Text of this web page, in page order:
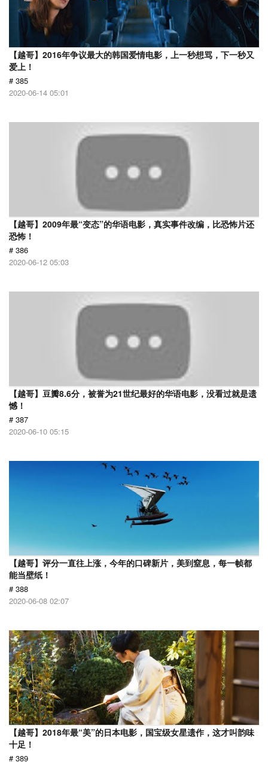
【越哥】2016年争议最大的韩国爱情电影，上一秒想骂，下一秒又
爱上！
# 385
2020-06-14 05:01
【越哥】2009年最“变态”的华语电影，真实事件改编，比恐怖片还
恐怖！
# 386
2020-06-12 05:03
【越哥】豆瓣8.6分，被誉为21世纪最好的华语电影，没看过就是遗
憾！
# 387
2020-06-10 05:15
【越哥】评分一直往上涨，今年的口碑新片，美到窒息，每一帧都
能当壁纸！
# 388
2020-06-08 02:07
【越哥】2018年最“美”的日本电影，国宝级女星遗作，这才叫韵味
十足！
# 389